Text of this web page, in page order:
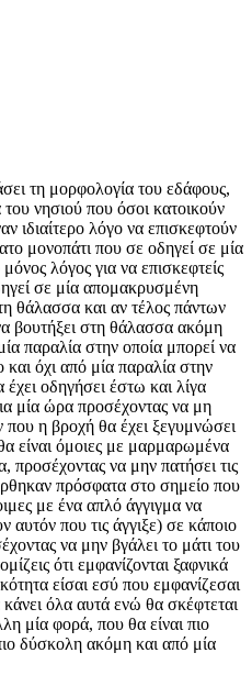
τη μορφολογία του εδάφους,
νησιού που όσοι κατοικούν
ιδιαίτερο λόγο να επισκεφτούν
μονοπάτι που σε οδηγεί σε μία
λόγος για να επισκεφτείς
σε μία απομακρυσμένη
θάλασσα και αν τέλος πάντων
βουτήξει στη θάλασσα ακόμη
παραλία στην οποία μπορεί να
όχι από μία παραλία στην
έχει οδηγήσει έστω και λίγα
μία ώρα προσέχοντας να μη
που η βροχή θα έχει ξεγυμνώσει
είναι όμοιες με μαρμαρωμένα
να μην πατήσει τις
πρόσφατα στο σημείο που
με ένα απλό άγγιγμα να
που τις άγγιξε) σε κάποιο
να μην βγάλει το μάτι του
ότι εμφανίζονται ξαφνικά
είσαι εσύ που εμφανίζεσαι
όλα αυτά ενώ θα σκέφτεται
μία φορά, που θα είναι πιο
δύσκολη ακόμη και από μία